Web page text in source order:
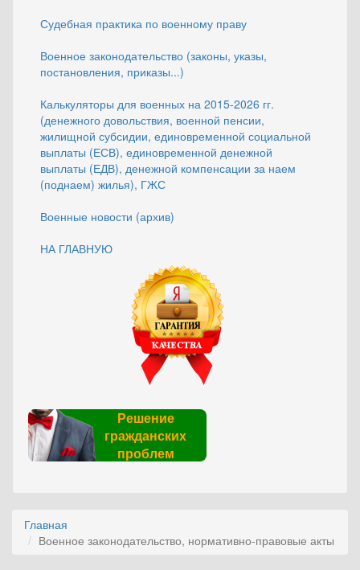
Судебная практика по военному праву
Военное законодательство (законы, указы,
постановления, приказы...)
Калькуляторы для военных на 2015-2026 гг.
(денежного довольствия, военной пенсии,
жилищной субсидии, единовременной социальной
выплаты (ЕСВ), единовременной денежной
выплаты (ЕДВ), денежной компенсации за наем
(поднаем) жилья), ГЖС
Военные новости (архив)
НА ГЛАВНУЮ
Решение
гражданских
проблем
Главная
Военное законодательство, нормативно-правовые акты